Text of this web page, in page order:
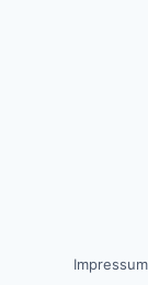
Impressum